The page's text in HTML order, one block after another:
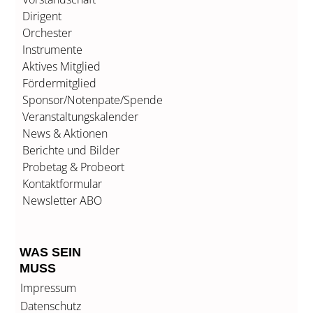
Dirigent
Orchester
Instrumente
Aktives Mitglied
Fördermitglied
Sponsor/Notenpate/Spende
Veranstaltungskalender
News & Aktionen
Berichte und Bilder
Probetag & Probeort
Kontaktformular
Newsletter ABO
WAS SEIN
MUSS
Impressum
Datenschutz